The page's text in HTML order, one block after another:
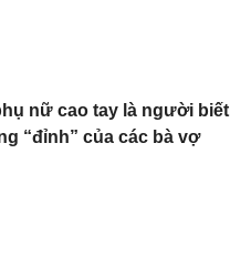
nữ cao tay là người biết
“đỉnh” của các bà vợ